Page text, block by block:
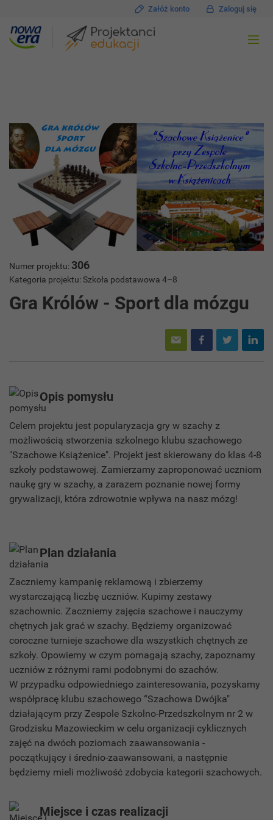
Załóż konto Zaloguj się
Numer projektu: 306
Kategoria projektu: Szkoła podstawowa 4–8
Gra Królów - Sport dla mózgu
Opis pomysłu
Celem projektu jest popularyzacja gry w szachy z
możliwością stworzenia szkolnego klubu szachowego
"Szachowe Książenice". Projekt jest skierowany do klas 4-8
szkoły podstawowej. Zamierzamy zaproponować uczniom
naukę gry w szachy, a zarazem poznanie nowej formy
grywalizacji, która zdrowotnie wpływa na nasz mózg!
Plan działania
Zaczniemy kampanię reklamową i zbierzemy
wystarczającą liczbę uczniów. Kupimy zestawy
szachownic. Zaczniemy zajęcia szachowe i nauczymy
chętnych jak grać w szachy. Będziemy organizować
coroczne turnieje szachowe dla wszystkich chętnych ze
szkoły. Opowiemy w czym pomagają szachy, zapoznamy
uczniów z różnymi rami podobnymi do szachów.
W przypadku odpowiedniego zainteresowania, pozyskamy
współpracę klubu szachowego “Szachowa Dwójka"
działającym przy Zespole Szkolno-Przedszkolnym nr 2 w
Grodzisku Mazowieckim w celu organizacji cyklicznych
zajęć na dwóch poziomach zaawansowania -
początkujący i średnio-zaawansowani, a następnie
będziemy mieli możliwość zdobycia kategorii szachowych.
Miejsce i czas realizacji